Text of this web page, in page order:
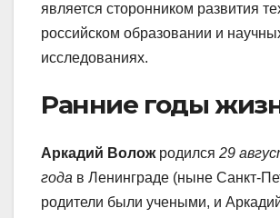
является сторонником развития
российском образовании и
исследованиях.
Ранние годы
Аркадий Воложродился 29
года в Ленинграде (ныне Санкт-
родители были учеными, и